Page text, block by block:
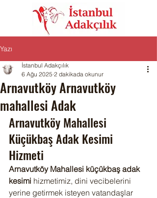
Yazı
Arnavutköy Arnavutköy
mahallesi Adak
İstanbul Adakçılık
6 Ağu 2025 2 dakikada okunur
Arnavutköy Mahallesi
Küçükbaş Adak Kesimi
Hizmeti
Arnavutköy Mahallesi küçükbaş adak
kesimi hizmetimiz, dini vecibelerini
yerine getirmek isteyen vatandaşlar